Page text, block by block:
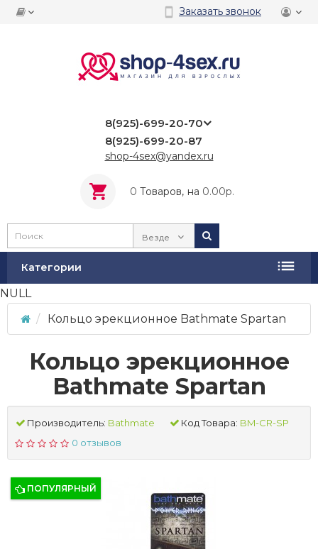
Заказать звонок
8(925)-699-20-70
8(925)-699-20-87
shop-4sex@yandex.ru
0 Tоваров, на 0.00р.
Везде
Категории
NULL
Кольцо эрекционное Bathmate Spartan
Кольцо эрекционное
Bathmate Spartan
Производитель: Bathmate Код Товара: BM-CR-SP
0 отзывов
ПОПУЛЯРНЫЙ